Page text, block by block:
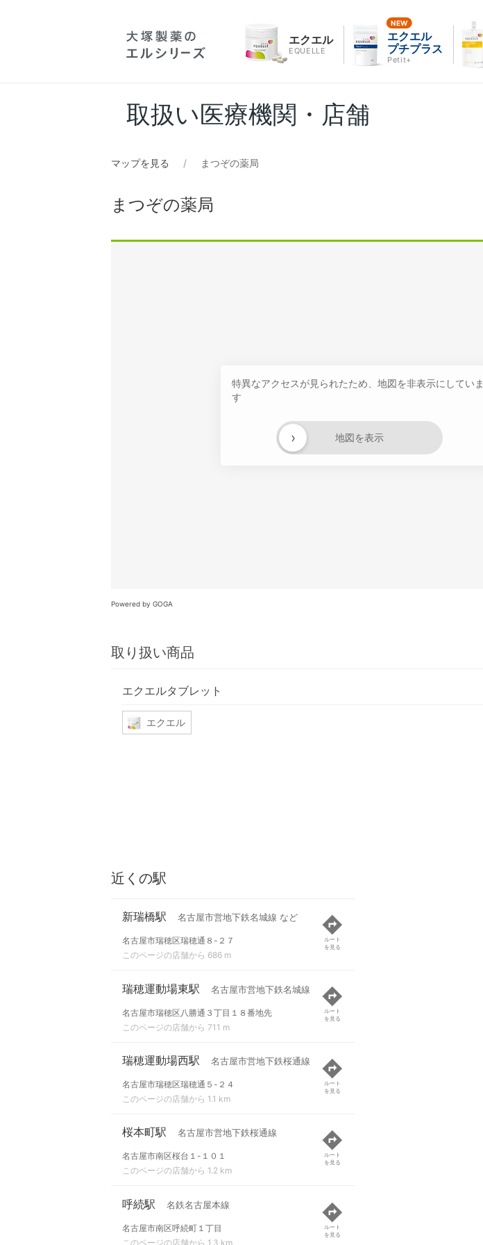
エクエル
EQUELLE
エクエル
プチプラス
Petit+
取扱い医療機関・店舗
マップを見る まつぞの薬局
まつぞの薬局
特異なアクセスが見られたため、地図を非表示にしていま
す
地図を表示
›
Powered by GOGA
取り扱い商品
エクエルタブレット
エクエル
近くの駅
新瑞橋駅 名古屋市営地下鉄名城線 など
名古屋市瑞穂区瑞穂通８-２７
このページの店舗から 686 m
ルート
を見る
瑞穂運動場東駅 名古屋市営地下鉄名城線
名古屋市瑞穂区八勝通３丁目１８番地先
このページの店舗から 711 m
ルート
を見る
瑞穂運動場西駅 名古屋市営地下鉄桜通線
名古屋市瑞穂区瑞穂通５-２４
このページの店舗から 1.1 km
ルート
を見る
桜本町駅 名古屋市営地下鉄桜通線
名古屋市南区桜台１-１０１
このページの店舗から 1.2 km
ルート
を見る
呼続駅 名鉄名古屋本線
名古屋市南区呼続町１丁目
このページの店舗から 1.3 km
ルート
を見る